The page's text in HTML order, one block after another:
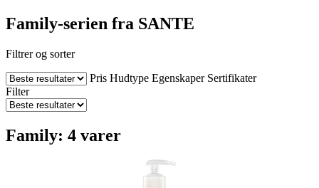
Family-serien fra SANTE
Filtrer og sorter
Pris Hudtype Egenskaper Sertifikater
Filter
Family: 4 varer